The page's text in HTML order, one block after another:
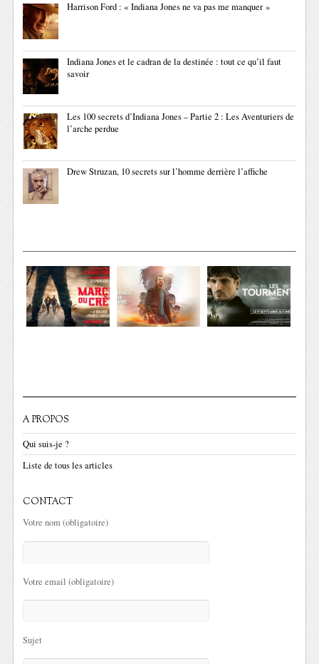
Harrison Ford : « Indiana Jones ne va pas me manquer »
Indiana Jones et le cadran de la destinée : tout ce qu’il faut
savoir
Les 100 secrets d’Indiana Jones – Partie 2 : Les Aventuriers de
l’arche perdue
Drew Struzan, 10 secrets sur l’homme derrière l’affiche
A PROPOS
Qui suis-je ?
Liste de tous les articles
CONTACT
Votre nom (obligatoire)
Votre email (obligatoire)
Sujet